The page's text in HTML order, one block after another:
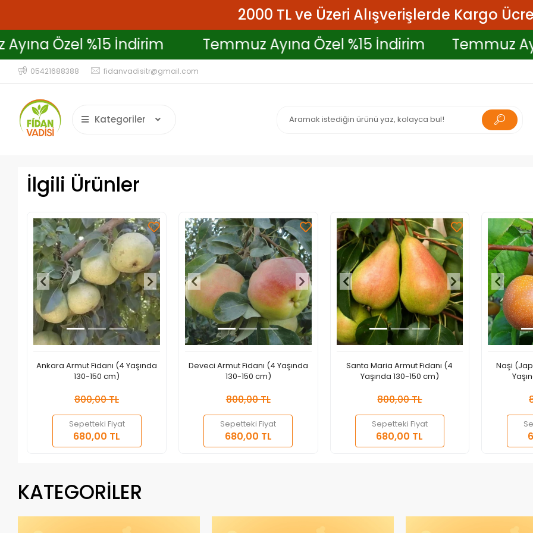
2000 TL ve Üzeri Alışverişlerde Kargo
Ayına Özel %15 İndirim
Temmuz Ayına Özel %15 İndirim
05421688388 fidanvadisitr@gmail.com
Kategoriler
İlgili Ürünler
Ankara Armut Fidanı (4 Yaşında
130-150 cm)
800,00 TL
Sepetteki Fiyat
680,00 TL
Adet
Sepete Ekle
Deveci Armut Fidanı (4 Yaşında
130-150 cm)
800,00 TL
Sepetteki Fiyat
680,00 TL
Adet
Sepete Ekle
Santa Maria Armut Fidanı (4
Yaşında 130-150 cm)
800,00 TL
Sepetteki Fiyat
680,00 TL
Adet
Sepete Ekle
Naşi
Adet
KATEGORİLER